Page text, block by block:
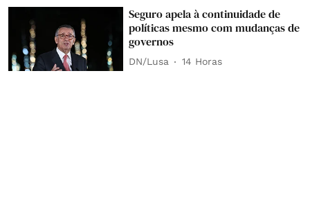
Seguro apela à continuidade de
políticas mesmo com mudanças de
governos
DN/Lusa 14 Horas